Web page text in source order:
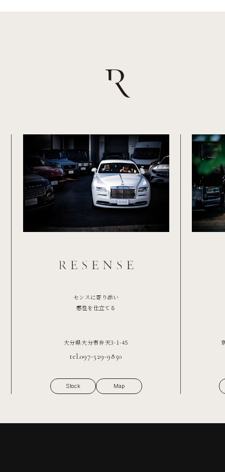
センスに寄り添い
感性を仕立てる
大分県大分市弁天3-1-45
tel.097-529-9850
Stock Map